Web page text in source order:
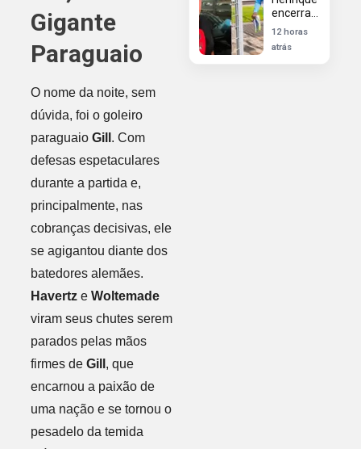
Gigante
Paraguaio
O nome da noite, sem
dúvida, foi o goleiro
paraguaio Gill . Com
defesas espetaculares
durante a partida e,
principalmente, nas
cobranças decisivas, ele
se agigantou diante dos
batedores alemães.
Havertze Woltemade
viram seus chutes serem
parados pelas mãos
firmes de Gill , que
encarnou a paixão de
uma nação e se tornou o
pesadelo da temida
encerra
negociação
e não
jogará no
12 horas
atrás